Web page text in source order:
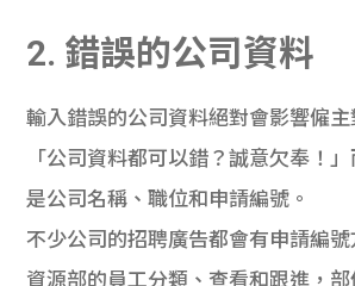
2. 錯誤的公司資料
輸入錯誤的公司資料絕對會影響僱
「公司資料都可以錯？誠意欠奉！
是公司名稱、職位和申請編號。
不少公司的招聘廣告都會有申請編
資源部的員工分類、查看和跟進，